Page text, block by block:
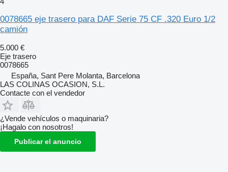
0078665 eje trasero para DAF Serie 75 CF .320 Euro 1/2
camión
5.000 €
Eje trasero
0078665
España, Sant Pere Molanta, Barcelona
LAS COLINAS OCASION, S.L.
Contacte con el vendedor
¿Vende vehículos o maquinaria?
¡Hagalo con nosotros!
Publicar el anuncio